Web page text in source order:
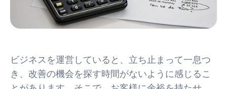
ビジネスを運営していると、立ち止まって一息つ
き、改善の機会を探す時間がないように感じるこ